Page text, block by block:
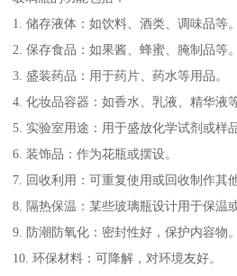
1. 储存液体：如饮料、酒类、调味品等。
2. 保存食品：如果酱、蜂蜜、腌制品等。
3. 盛装药品：用于药片、药水等用品。
4. 化妆品容器：如香水、乳液、精华液等
5. 实验室用途：用于盛放化学试剂或样品
6. 装饰品：作为花瓶或摆设。
7. 回收利用：可重复使用或回收制作其
8. 隔热保温：某些玻璃瓶设计用于保温
9. 防潮防氧化：密封性好，保护内容物。
10. 环保材料：可降解，对环境友好。